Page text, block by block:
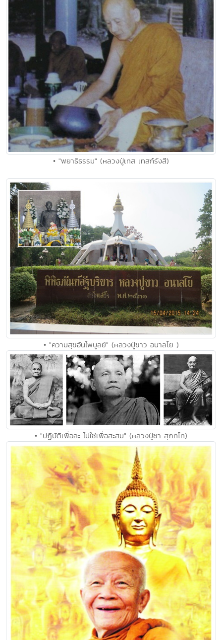
• "พยาธิธรรม" (หลวงปู่เทส เทสก์รังสี)
• "ความสุขอันไพบูลย์" (หลวงปู่ขาว อนาลโย )
• "ปฏิบัติเพื่อละ ไม่ใช่เพื่อสะสม" (หลวงปู่ชา สุภทฺโท)